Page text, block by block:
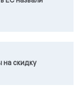
скидку